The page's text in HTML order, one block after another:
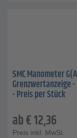
SMC Manometer
Grenzwertanzeige
- Preis per Stück
ab€12,36
Preis inkl. MwSt.